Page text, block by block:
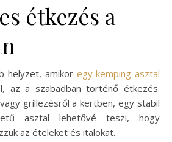
étkezés a
helyzet, amikor egy kemping asztal
az a szabadban történő étkezés.
grillezésről a kertben, egy stabil
asztal lehetővé teszi, hogy
az ételeket és italokat.